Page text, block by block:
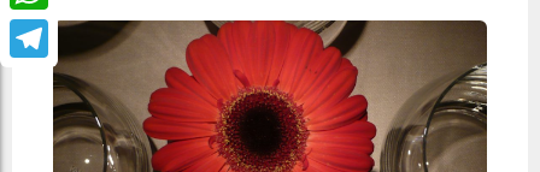
WhatsApp
Telegram